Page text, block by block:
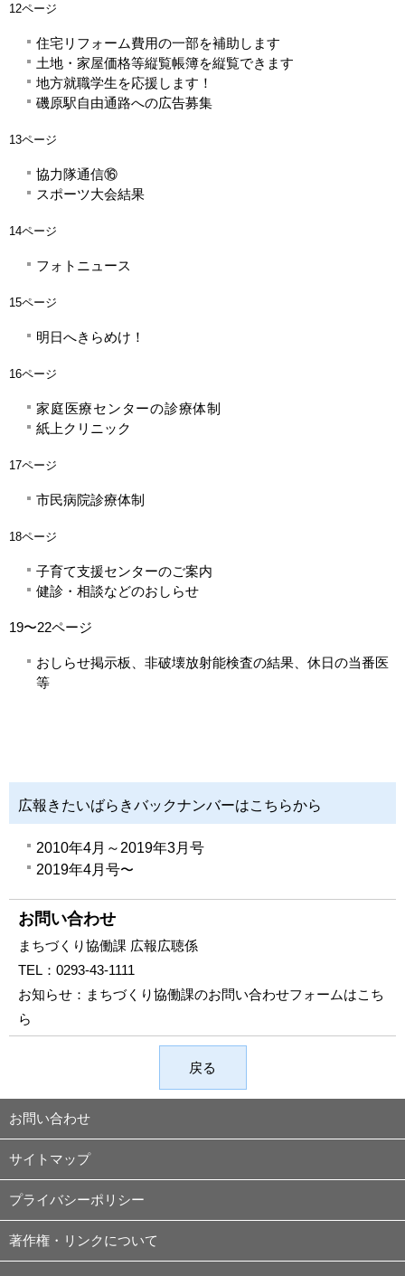
12ページ
住宅リフォーム費用の一部を補助します
土地・家屋価格等縦覧帳簿を縦覧できます
地方就職学生を応援します！
磯原駅自由通路への広告募集
13ページ
協力隊通信⑯
スポーツ大会結果
14ページ
フォトニュース
15ページ
明日へきらめけ！
16ページ
家庭医療センターの診療体制
紙上クリニック
17ページ
市民病院診療体制
18ページ
子育て支援センターのご案内
健診・相談などのおしらせ
19〜22ページ
おしらせ掲示板、非破壊放射能検査の結果、休日の当番医
等
広報きたいばらきバックナンバーはこちらから
2010年4月～2019年3月号
2019年4月号〜
お問い合わせ
まちづくり協働課 広報広聴係
TEL： 0293-43-1111
お知らせ： まちづくり協働課のお問い合わせフォームはこち
ら
戻る
お問い合わせ
サイトマップ
プライバシーポリシー
著作権・リンクについて